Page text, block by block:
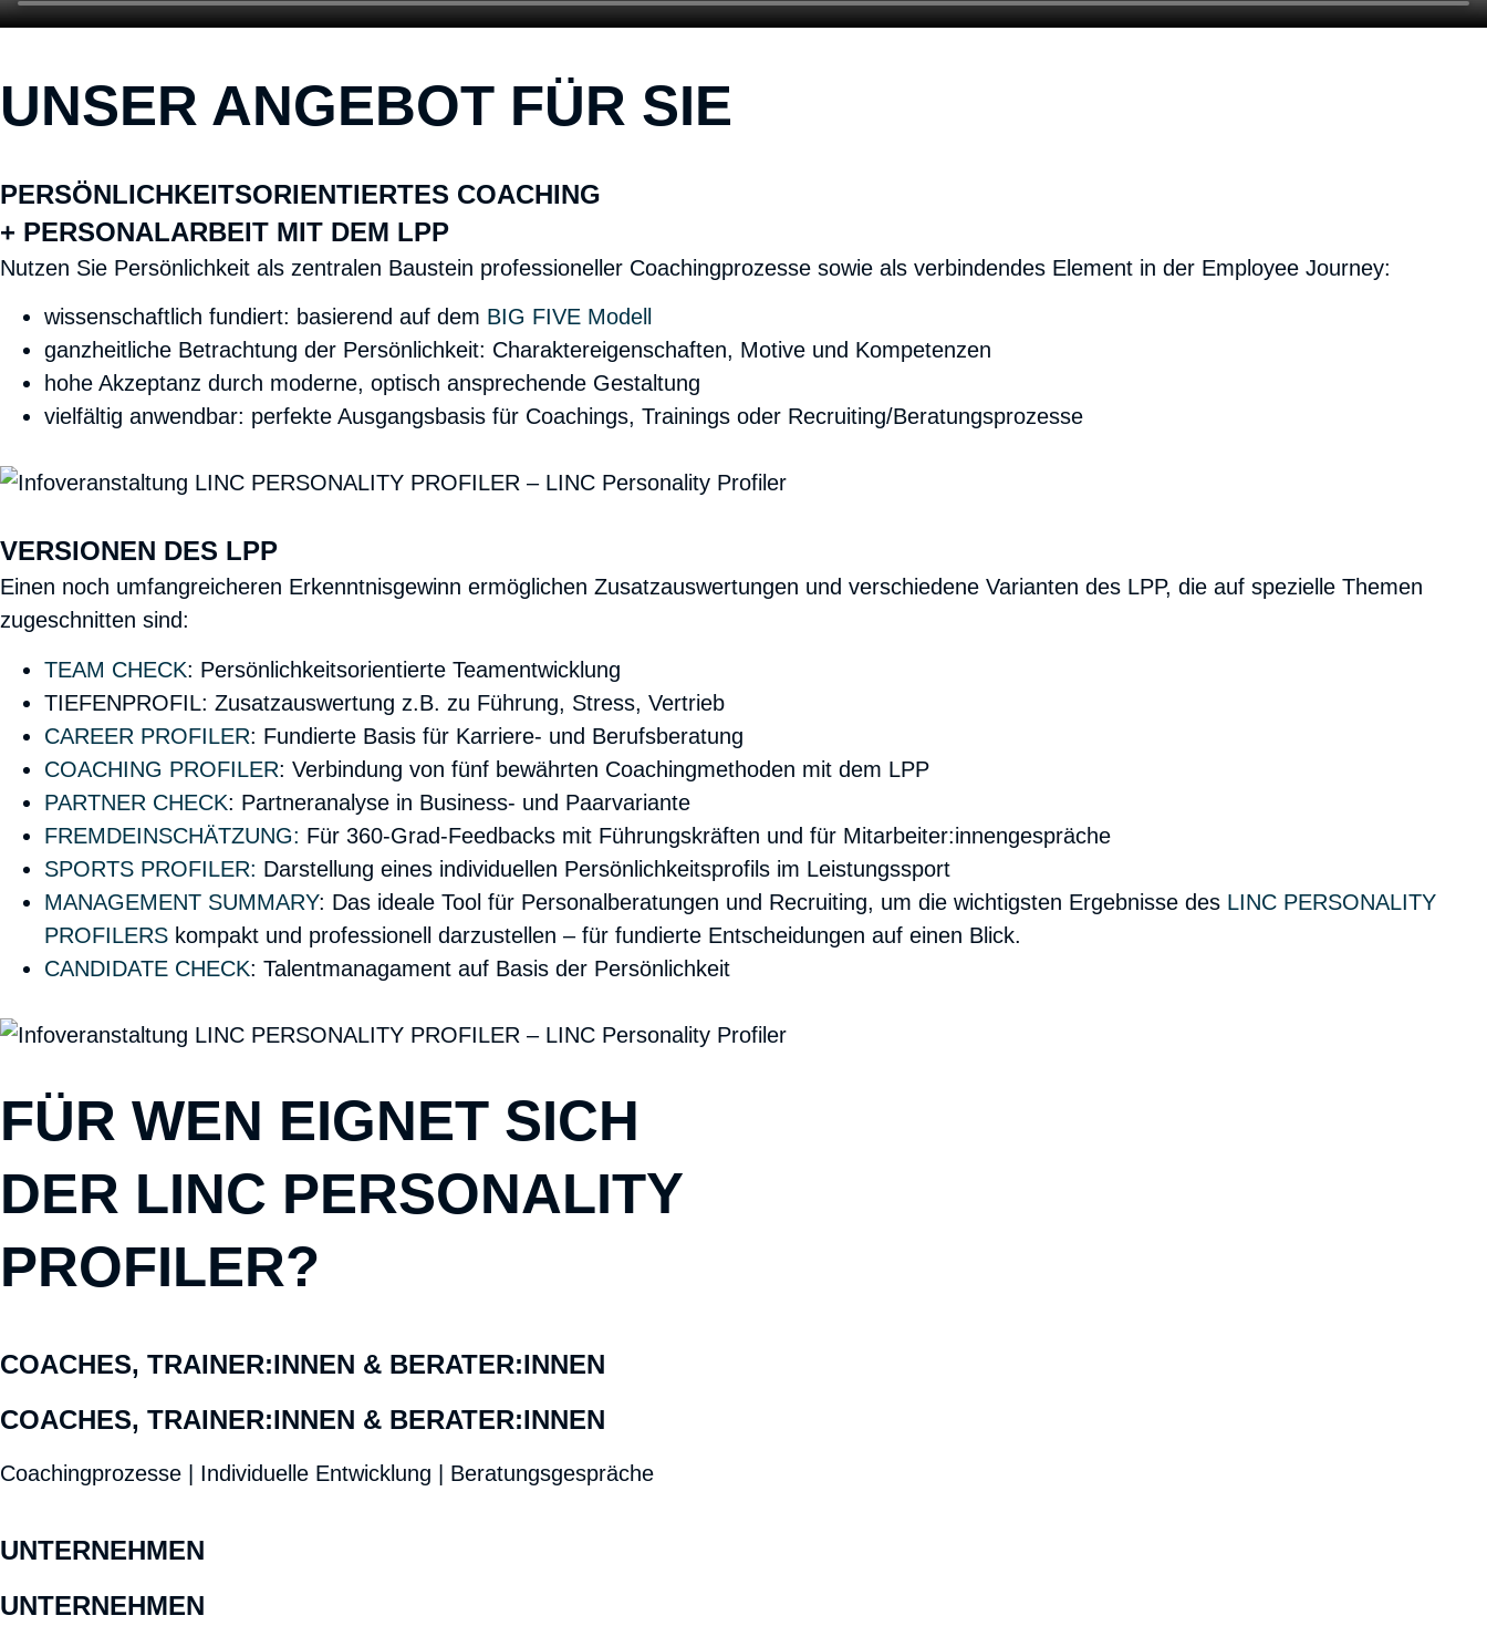
UNSER ANGEBOT FÜR SIE
PERSÖNLICHKEITS­ORIENTIERTES COACHING
+ PERSONALARBEIT MIT DEM LPP
Nutzen Sie Persönlichkeit als zentralen Baustein professioneller Coachingprozesse sowie als verbindendes Element in der Employee Journey:
wissenschaftlich fundiert: basierend auf dem BIG FIVE Modell
ganzheitliche Betrachtung der Persönlichkeit: Charaktereigenschaften, Motive und Kompetenzen
hohe Akzeptanz durch moderne, optisch ansprechende Gestaltung
vielfältig anwendbar: perfekte Ausgangsbasis für Coachings, Trainings oder Recruiting/Beratungsprozesse
VERSIONEN DES LPP
Einen noch umfangreicheren Erkenntnisgewinn ermöglichen Zusatzauswertungen und verschiedene Varianten des LPP, die auf spezielle Themen
zugeschnitten sind:
TEAM CHECK: Persönlichkeitsorientierte Teamentwicklung
TIEFENPROFIL: Zusatzauswertung z.B. zu Führung, Stress, Vertrieb
CAREER PROFILER: Fundierte Basis für Karriere- und Berufsberatung
COACHING PROFILER: Verbindung von fünf bewährten Coachingmethoden mit dem LPP
PARTNER CHECK: Partneranalyse in Business- und Paarvariante
FREMDEINSCHÄTZUNG: Für 360-Grad-Feedbacks mit Führungskräften und für Mitarbeiter:innengespräche
SPORTS PROFILER: Darstellung eines individuellen Persönlichkeitsprofils im Leistungssport
MANAGEMENT SUMMARY: Das ideale Tool für Personalberatungen und Recruiting, um die wichtigsten Ergebnisse des LINC PERSONALITY
PROFILERS kompakt und professionell darzustellen – für fundierte Entscheidungen auf einen Blick.
CANDIDATE CHECK: Talentmanagament auf Basis der Persönlichkeit
FÜR WEN EIGNET SICH
DER LINC PERSONALITY
PROFILER?
COACHES, TRAINER:INNEN & BERATER:INNEN
COACHES, TRAINER:INNEN & BERATER:INNEN
Coachingprozesse | Individuelle Entwicklung | Beratungsgespräche
UNTERNEHMEN
UNTERNEHMEN